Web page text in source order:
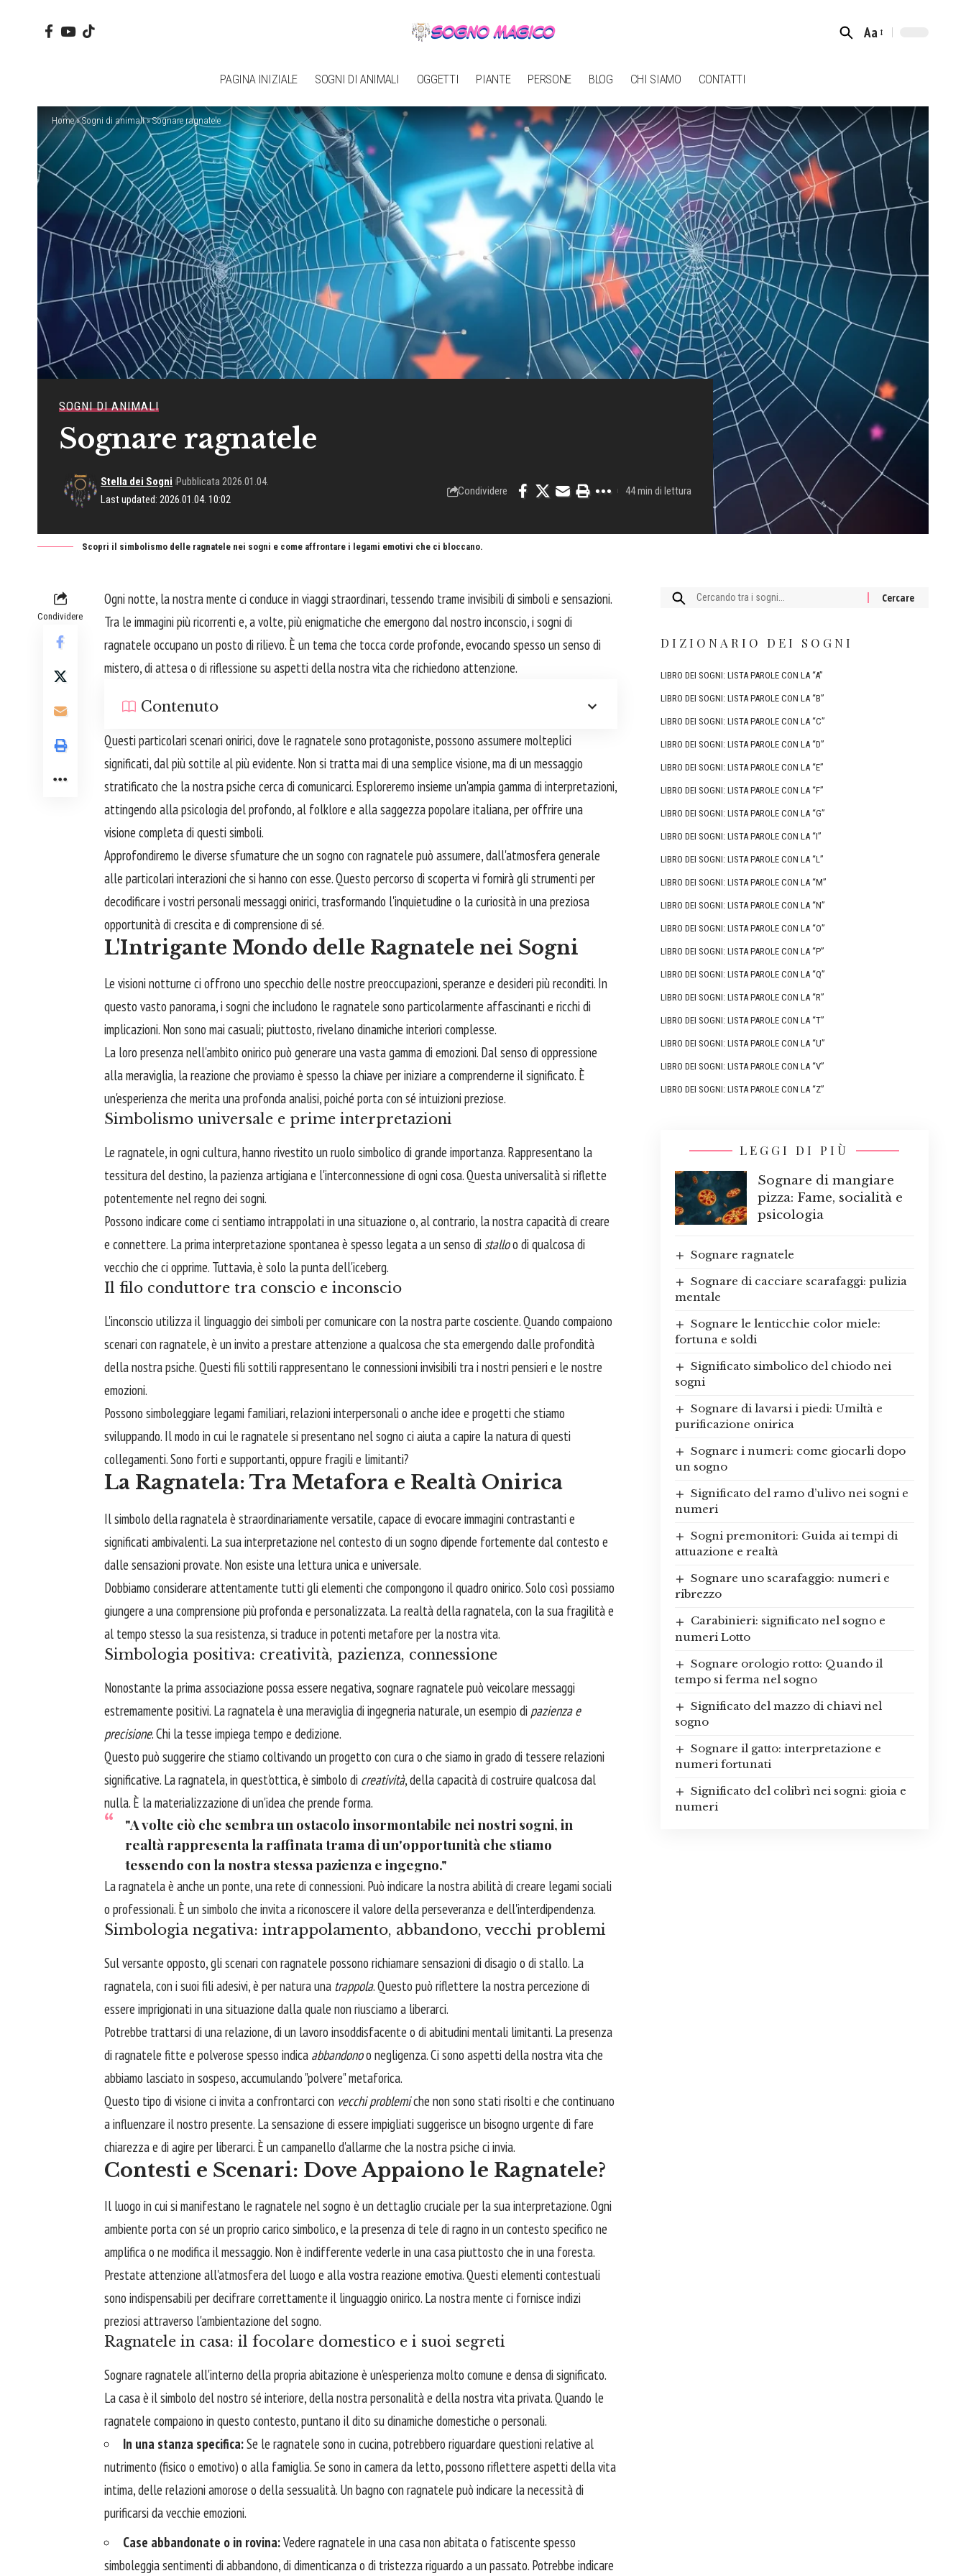
Font
Aa
PAGINA INIZIALE SOGNI DI ANIMALI OGGETTI PIANTE PERSONE BLOG CHI SIAMO CONTATTI
Home»Sogni di animali»Sognare ragnatele
SOGNI DI ANIMALI
Sognare ragnatele
Last updated: 2026.01.04. 10:02
Stella dei Sogni Pubblicata 2026.01.04.
Condividere 44 min di lettura
Scopri il simbolismo delle ragnatele nei sogni e come affrontare i legami emotivi che ci bloccano.
Condividere
Ogni notte, la nostra mente ci conduce in viaggi straordinari, tessendo trame invisibili di simboli e sensazioni.
Tra le immagini più ricorrenti e, a volte, più enigmatiche che emergono dal nostro inconscio, i sogni di
ragnatele occupano un posto di rilievo. È un tema che tocca corde profonde, evocando spesso un senso di
mistero, di attesa o di riflessione su aspetti della nostra vita che richiedono attenzione.
Contenuto
Questi particolari scenari onirici, dove le ragnatele sono protagoniste, possono assumere molteplici
significati, dal più sottile al più evidente. Non si tratta mai di una semplice visione, ma di un messaggio
stratificato che la nostra psiche cerca di comunicarci. Esploreremo insieme un'ampia gamma di interpretazioni,
attingendo alla psicologia del profondo, al folklore e alla saggezza popolare italiana, per offrire una
visione completa di questi simboli.
Approfondiremo le diverse sfumature che un sogno con ragnatele può assumere, dall'atmosfera generale
alle particolari interazioni che si hanno con esse. Questo percorso di scoperta vi fornirà gli strumenti per
decodificare i vostri personali messaggi onirici, trasformando l'inquietudine o la curiosità in una preziosa
opportunità di crescita e di comprensione di sé.
L'Intrigante Mondo delle Ragnatele nei Sogni
Le visioni notturne ci offrono uno specchio delle nostre preoccupazioni, speranze e desideri più reconditi. In
questo vasto panorama, i sogni che includono le ragnatele sono particolarmente affascinanti e ricchi di
implicazioni. Non sono mai casuali; piuttosto, rivelano dinamiche interiori complesse.
La loro presenza nell'ambito onirico può generare una vasta gamma di emozioni. Dal senso di oppressione
alla meraviglia, la reazione che proviamo è spesso la chiave per iniziare a comprenderne il significato. È
un'esperienza che merita una profonda analisi, poiché porta con sé intuizioni preziose.
Simbolismo universale e prime interpretazioni
Le ragnatele, in ogni cultura, hanno rivestito un ruolo simbolico di grande importanza. Rappresentano la
tessitura del destino, la pazienza artigiana e l'interconnessione di ogni cosa. Questa universalità si riflette
potentemente nel regno dei sogni.
Possono indicare come ci sentiamo intrappolati in una situazione o, al contrario, la nostra capacità di creare
e connettere. La prima interpretazione spontanea è spesso legata a un senso distalloo di qualcosa di
vecchio che ci opprime. Tuttavia, è solo la punta dell'iceberg.
Il filo conduttore tra conscio e inconscio
L'inconscio utilizza il linguaggio dei simboli per comunicare con la nostra parte cosciente. Quando compaiono
scenari con ragnatele, è un invito a prestare attenzione a qualcosa che sta emergendo dalle profondità
della nostra psiche. Questi fili sottili rappresentano le connessioni invisibili tra i nostri pensieri e le nostre
emozioni.
Possono simboleggiare legami familiari, relazioni interpersonali o anche idee e progetti che stiamo
sviluppando. Il modo in cui le ragnatele si presentano nel sogno ci aiuta a capire la natura di questi
collegamenti. Sono forti e supportanti, oppure fragili e limitanti?
La Ragnatela: Tra Metafora e Realtà Onirica
Il simbolo della ragnatela è straordinariamente versatile, capace di evocare immagini contrastanti e
significati ambivalenti. La sua interpretazione nel contesto di un sogno dipende fortemente dal contesto e
dalle sensazioni provate. Non esiste una lettura unica e universale.
Dobbiamo considerare attentamente tutti gli elementi che compongono il quadro onirico. Solo così possiamo
giungere a una comprensione più profonda e personalizzata. La realtà della ragnatela, con la sua fragilità e
al tempo stesso la sua resistenza, si traduce in potenti metafore per la nostra vita.
Simbologia positiva: creatività, pazienza, connessione
Nonostante la prima associazione possa essere negativa, sognare ragnatele può veicolare messaggi
estremamente positivi. La ragnatela è una meraviglia di ingegneria naturale, un esempio di pazienza e
precisione. Chi la tesse impiega tempo e dedizione.
Questo può suggerire che stiamo coltivando un progetto con cura o che siamo in grado di tessere relazioni
significative. La ragnatela, in quest'ottica, è simbolo di creatività, della capacità di costruire qualcosa dal
nulla. È la materializzazione di un'idea che prende forma.
"A volte ciò che sembra un ostacolo insormontabile nei nostri sogni, in
realtà rappresenta la raffinata trama di un'opportunità che stiamo
tessendo con la nostra stessa pazienza e ingegno."
La ragnatela è anche un ponte, una rete di connessioni. Può indicare la nostra abilità di creare legami sociali
o professionali. È un simbolo che invita a riconoscere il valore della perseveranza e dell'interdipendenza.
Simbologia negativa: intrappolamento, abbandono, vecchi problemi
Sul versante opposto, gli scenari con ragnatele possono richiamare sensazioni di disagio o di stallo. La
ragnatela, con i suoi fili adesivi, è per natura una trappola. Questo può riflettere la nostra percezione di
essere imprigionati in una situazione dalla quale non riusciamo a liberarci.
Potrebbe trattarsi di una relazione, di un lavoro insoddisfacente o di abitudini mentali limitanti. La presenza
di ragnatele fitte e polverose spesso indica abbandonoo negligenza. Ci sono aspetti della nostra vita che
abbiamo lasciato in sospeso, accumulando "polvere" metaforica.
Questo tipo di visione ci invita a confrontarci con vecchi problemiche non sono stati risolti e che continuano
a influenzare il nostro presente. La sensazione di essere impigliati suggerisce un bisogno urgente di fare
chiarezza e di agire per liberarci. È un campanello d'allarme che la nostra psiche ci invia.
Contesti e Scenari: Dove Appaiono le Ragnatele?
Il luogo in cui si manifestano le ragnatele nel sogno è un dettaglio cruciale per la sua interpretazione. Ogni
ambiente porta con sé un proprio carico simbolico, e la presenza di tele di ragno in un contesto specifico ne
amplifica o ne modifica il messaggio. Non è indifferente vederle in una casa piuttosto che in una foresta.
Prestate attenzione all'atmosfera del luogo e alla vostra reazione emotiva. Questi elementi contestuali
sono indispensabili per decifrare correttamente il linguaggio onirico. La nostra mente ci fornisce indizi
preziosi attraverso l'ambientazione del sogno.
Ragnatele in casa: il focolare domestico e i suoi segreti
Sognare ragnatele all'interno della propria abitazione è un'esperienza molto comune e densa di significato.
La casa è il simbolo del nostro sé interiore, della nostra personalità e della nostra vita privata. Quando le
ragnatele compaiono in questo contesto, puntano il dito su dinamiche domestiche o personali.
In una stanza specifica:Se le ragnatele sono in cucina, potrebbero riguardare questioni relative al
nutrimento (fisico o emotivo) o alla famiglia. Se sono in camera da letto, possono riflettere aspetti della vita
intima, delle relazioni amorose o della sessualità. Un bagno con ragnatele può indicare la necessità di
purificarsi da vecchie emozioni.
Case abbandonate o in rovina:Vedere ragnatele in una casa non abitata o fatiscente spesso
simboleggia sentimenti di abbandono, di dimenticanza o di tristezza riguardo a un passato. Potrebbe indicare
Cercare:
DIZIONARIO DEI SOGNI
LIBRO DEI SOGNI: LISTA PAROLE CON LA “A”
LIBRO DEI SOGNI: LISTA PAROLE CON LA “B”
LIBRO DEI SOGNI: LISTA PAROLE CON LA “C”
LIBRO DEI SOGNI: LISTA PAROLE CON LA “D”
LIBRO DEI SOGNI: LISTA PAROLE CON LA “E”
LIBRO DEI SOGNI: LISTA PAROLE CON LA “F”
LIBRO DEI SOGNI: LISTA PAROLE CON LA “G”
LIBRO DEI SOGNI: LISTA PAROLE CON LA “I”
LIBRO DEI SOGNI: LISTA PAROLE CON LA “L”
LIBRO DEI SOGNI: LISTA PAROLE CON LA “M”
LIBRO DEI SOGNI: LISTA PAROLE CON LA “N”
LIBRO DEI SOGNI: LISTA PAROLE CON LA “O”
LIBRO DEI SOGNI: LISTA PAROLE CON LA “P”
LIBRO DEI SOGNI: LISTA PAROLE CON LA “Q”
LIBRO DEI SOGNI: LISTA PAROLE CON LA “R”
LIBRO DEI SOGNI: LISTA PAROLE CON LA “T”
LIBRO DEI SOGNI: LISTA PAROLE CON LA “U”
LIBRO DEI SOGNI: LISTA PAROLE CON LA “V”
LIBRO DEI SOGNI: LISTA PAROLE CON LA “Z”
LEGGI DI PIÙ
Sognare di mangiare
pizza: Fame, socialità e
psicologia
Sognare ragnatele
Sognare di cacciare scarafaggi: pulizia
mentale
Sognare le lenticchie color miele:
fortuna e soldi
Significato simbolico del chiodo nei
sogni
Sognare di lavarsi i piedi: Umiltà e
purificazione onirica
Sognare i numeri: come giocarli dopo
un sogno
Significato del ramo d’ulivo nei sogni e
numeri
Sogni premonitori: Guida ai tempi di
attuazione e realtà
Sognare uno scarafaggio: numeri e
ribrezzo
Carabinieri: significato nel sogno e
numeri Lotto
Sognare orologio rotto: Quando il
tempo si ferma nel sogno
Significato del mazzo di chiavi nel
sogno
Sognare il gatto: interpretazione e
numeri fortunati
Significato del colibrì nei sogni: gioia e
numeri